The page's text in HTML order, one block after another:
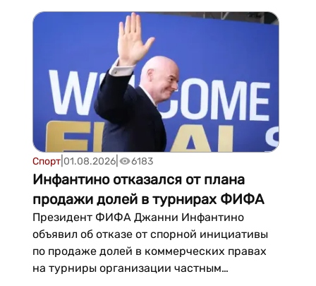
завершилась со счетом 3:0. Мячи забили
Рахман Мыратбердыев (19-я минута), Бегенч
Акмаммедов (57-я) и Шаназар Тиркишов
(79-я)....
Спорт| 01.08.2026| 6183
Инфантино отказался от плана
продажи долей в турнирах ФИФА
Президент ФИФА Джанни Инфантино
объявил об отказе от спорной инициативы
по продаже долей в коммерческих правах
на турниры организации частным